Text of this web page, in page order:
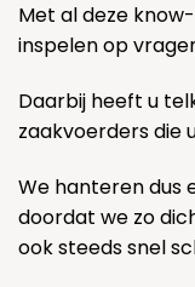
Met al deze
inspelen op
Daarbij heeft u
zaakvoerders die
We hanteren dus
doordat we zo
ook steeds snel